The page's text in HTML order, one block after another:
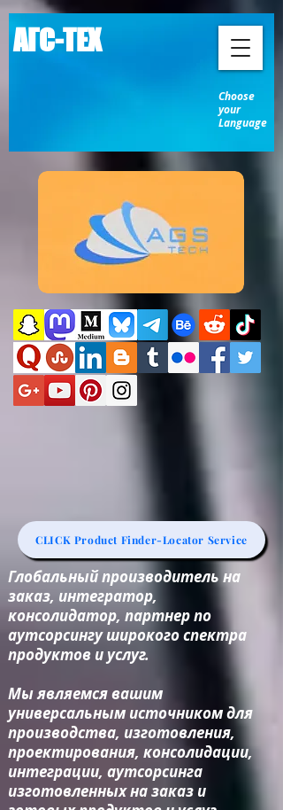
АГС-ТЕХ
Choose
your
Language
CLICK Product Finder-Locator Service
Глобальный производитель на
заказ, интегратор,
консолидатор, партнер по
аутсорсингу широкого спектра
продуктов и услуг.
Мы являемся вашим
универсальным источником для
производства, изготовления,
проектирования, консолидации,
интеграции, аутсорсинга
изготовленных на заказ и